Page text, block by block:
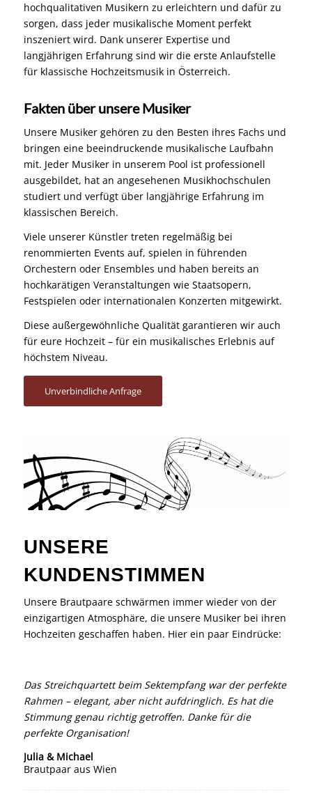
hochqualitativen Musikern zu erleichtern und dafür zu
sorgen, dass jeder musikalische Moment perfekt
inszeniert wird. Dank unserer Expertise und
langjährigen Erfahrung sind wir die erste Anlaufstelle
für klassische Hochzeitsmusik in Österreich.
Fakten über unsere Musiker
Unsere Musiker gehören zu den Besten ihres Fachs und
bringen eine beeindruckende musikalische Laufbahn
mit. Jeder Musiker in unserem Pool ist professionell
ausgebildet, hat an angesehenen Musikhochschulen
studiert und verfügt über langjährige Erfahrung im
klassischen Bereich.
Viele unserer Künstler treten regelmäßig bei
renommierten Events auf, spielen in führenden
Orchestern oder Ensembles und haben bereits an
hochkarätigen Veranstaltungen wie Staatsopern,
Festspielen oder internationalen Konzerten mitgewirkt.
Diese außergewöhnliche Qualität garantieren wir auch
für eure Hochzeit – für ein musikalisches Erlebnis auf
höchstem Niveau.
Unverbindliche Anfrage
UNSERE
KUNDENSTIMMEN
Unsere Brautpaare schwärmen immer wieder von der
einzigartigen Atmosphäre, die unsere Musiker bei ihren
Hochzeiten geschaffen haben. Hier ein paar Eindrücke:
Das Streichquartett beim Sektempfang war der perfekte
Rahmen – elegant, aber nicht aufdringlich. Es hat die
Stimmung genau richtig getroffen. Danke für die
perfekte Organisation!
Julia & Michael
Brautpaar aus Wien